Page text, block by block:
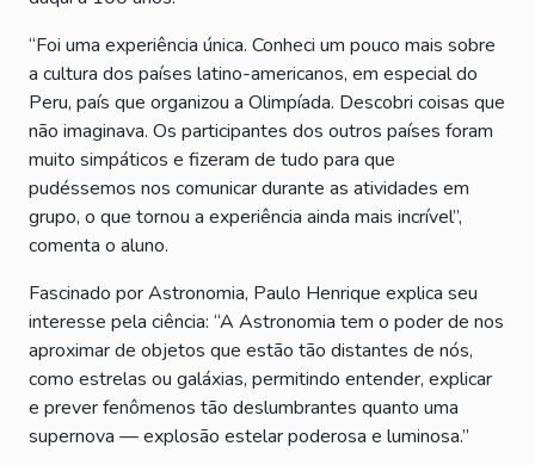
“Foi uma experiência única. Conheci um pouco mais sobre
a cultura dos países latino-americanos, em especial do
Peru, país que organizou a Olimpíada. Descobri coisas que
não imaginava. Os participantes dos outros países foram
muito simpáticos e fizeram de tudo para que
pudéssemos nos comunicar durante as atividades em
grupo, o que tornou a experiência ainda mais incrível”,
comenta o aluno.
Fascinado por Astronomia, Paulo Henrique explica seu
interesse pela ciência: “A Astronomia tem o poder de nos
aproximar de objetos que estão tão distantes de nós,
como estrelas ou galáxias, permitindo entender, explicar
e prever fenômenos tão deslumbrantes quanto uma
supernova — explosão estelar poderosa e luminosa.”